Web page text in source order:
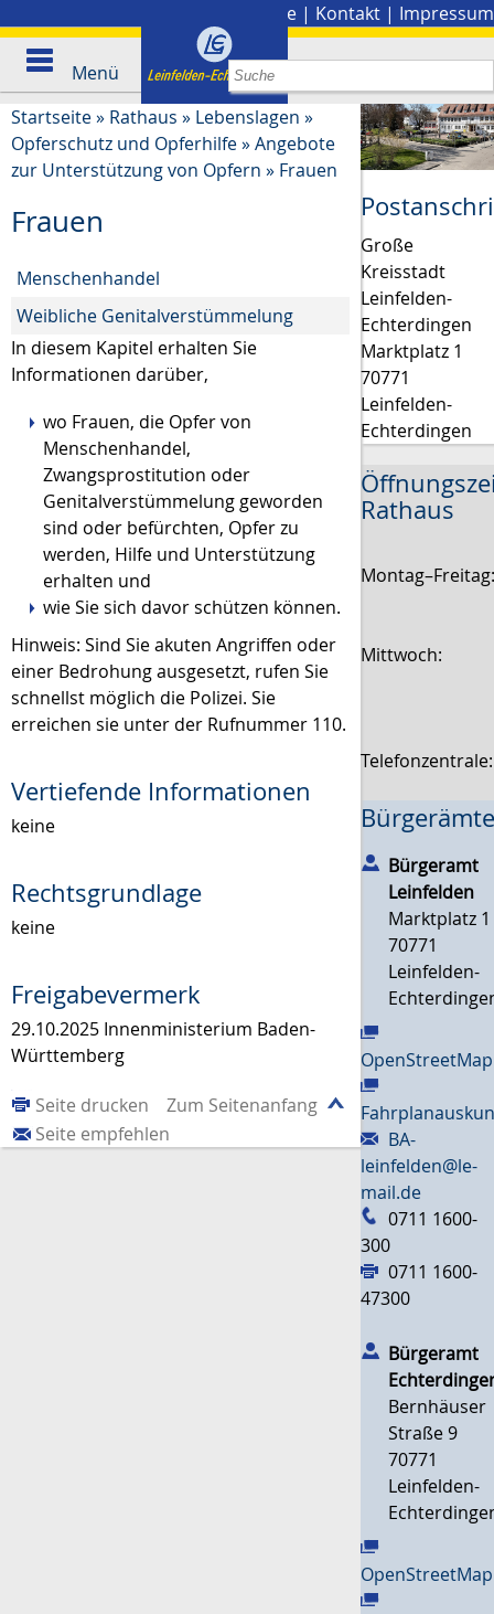
Presse | Kontakt | Impressum
Menü
Startseite» Rathaus » Lebenslagen »
Opferschutz und Opferhilfe»Angebote
zur Unterstützung von Opfern » Frauen
Frauen
Menschenhandel
Weibliche Genitalverstümmelung
In diesem Kapitel erhalten Sie
Informationen darüber,
wo Frauen, die Opfer von
Menschenhandel,
Zwangsprostitution oder
Genitalverstümmelung geworden
sind oder befürchten, Opfer zu
werden, Hilfe und Unterstützung
erhalten und
wie Sie sich davor schützen können.
Hinweis: Sind Sie akuten Angriffen oder
einer Bedrohung ausgesetzt, rufen Sie
schnellst möglich die Polizei. Sie
erreichen sie unter der Rufnummer 110.
Vertiefende Informationen
keine
Rechtsgrundlage
keine
Freigabevermerk
29.10.2025 Innenministerium Baden-
Württemberg
Zum Seitenanfang
Seite drucken
Seite empfehlen
Große
Kreisstadt
Leinfelden-
Echterdingen
Marktplatz 1
70771
Leinfelden-
Echterdingen
Rathaus
Mittwoch:
Bürgeramt
Leinfelden
Marktplatz 1
70771
Leinfelden-
OpenStreetMap
BA-
leinfelden@le-
mail.de
0711 1600-
300
0711 1600-
47300
Bürgeramt
Bernhäuser
Straße 9
70771
Leinfelden-
OpenStreetMap